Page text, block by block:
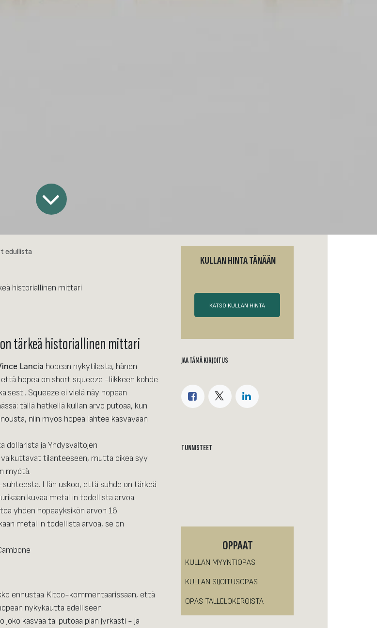
edullista
historiallinen mittari
tärkeä historiallinen mittari
Lancia hopean nykytilasta, hänen
hopea on short squeeze -liikkeen kohde
Squeeze ei vielä näy hopean
tällä hetkellä kullan arvo putoaa, kun
niin myös hopea lähtee kasvavaan
dollarista ja Yhdysvaltojen
tilanteeseen, mutta oikea syy
myötä.
Hän uskoo, että suhde on tärkeä
kuvaa metallin todellista arvoa.
yhden hopeayksikön arvon 16
metallin todellista arvoa, se on
ennustaa Kitco-kommentaarissaan, että
nykykautta edelliseen
kasvaa tai putoaa pian jyrkästi - ja
KULLAN HINTA TÄNÄÄN
KATSO KULLAN HINTA
JAA TÄMÄ KIRJOITUS
TUNNISTEET
OPPAAT
KULLAN MYYNTIOPAS
KULLAN SIJOITUSOPAS
OPAS TALLELOKEROISTA